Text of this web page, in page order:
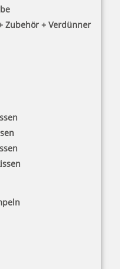
Zubehör + Verdünner